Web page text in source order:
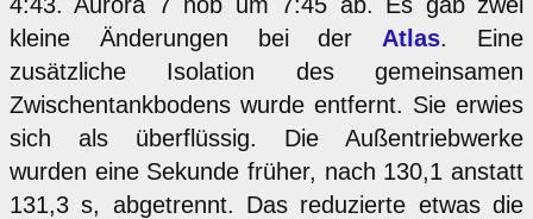
kleine Änderungen bei der Atlas. Eine
zusätzliche Isolation des gemeinsamen
Zwischentankbodens wurde entfernt. Sie erwies
sich als überflüssig. Die Außentriebwerke
wurden eine Sekunde früher, nach 130,1 anstatt
131,3 s, abgetrennt. Das reduzierte etwas die